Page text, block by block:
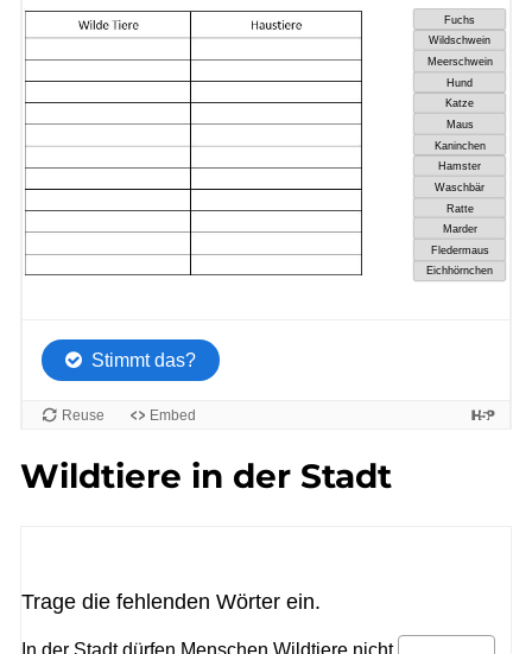
Wildtiere in der Stadt